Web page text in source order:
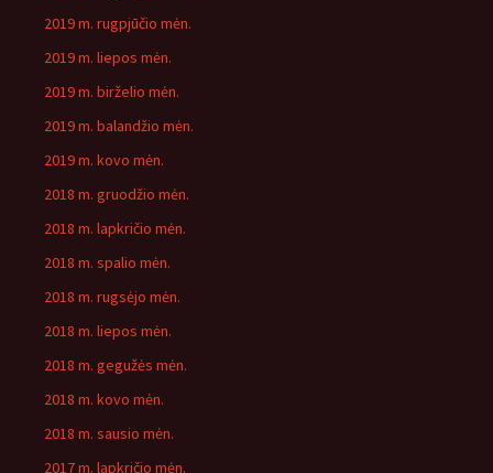
2019 m. rugpjūčio mėn.
2019 m. liepos mėn.
2019 m. birželio mėn.
2019 m. balandžio mėn.
2019 m. kovo mėn.
2018 m. gruodžio mėn.
2018 m. lapkričio mėn.
2018 m. spalio mėn.
2018 m. rugsėjo mėn.
2018 m. liepos mėn.
2018 m. gegužės mėn.
2018 m. kovo mėn.
2018 m. sausio mėn.
2017 m. lapkričio mėn.